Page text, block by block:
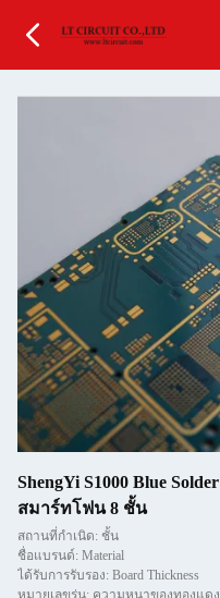
ShengYi S1000 Blue
สมาร์ทโฟน 8 ชั้น
สถานที่กำเนิด: ชั้น
ชื่อแบรนด์: Material
ได้รับการรับรอง: Board Thickness
หมายเลขรุ่น: ความหนาของทองแดง